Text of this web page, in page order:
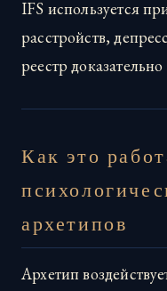
IFS используется
расстройств,
реестр
Как это
архетипов
Архетип